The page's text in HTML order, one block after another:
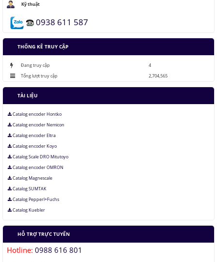
Những thăng trầm của trí tuệ nhân tạo
Kỹ thuật
0938 611 587
THỐNG KÊ TRUY CẬP
Đang truy cập
4
Tổng lượt truy cập
2,704,565
TÀI LIỆU
Catalog encoder Hontko
Catalog encoder Nemicon
Catalog encoder Eltra
Catalog encoder Koyo
Catalog Scale DRO Mitutoyo
Catalog encoder OMRON
Catalog Magnescale
Catalog SUMTAK
Catalog Pepperl+Fuchs
Catalog Kuebler
HỖ TRỢ TRỰC TUYẾN
Hotline: 0988 616 801